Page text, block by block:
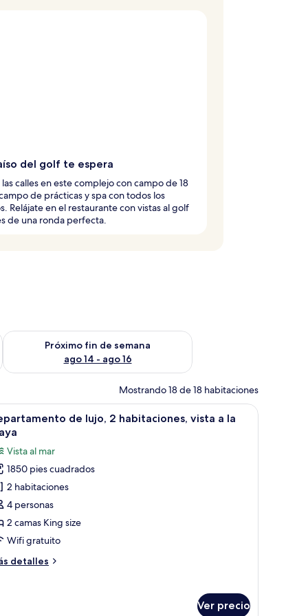
del golf te espera
calles en este complejo con campo de 18
de prácticas y spa con todos los
Relájate en el restaurante con vistas al golf
de una ronda perfecta.
semana ago 7 - ago 9
Próximo fin de semana
ago 14 - ago 16
Consulta la disponibilidad para el próximo fin de semana ago
Mostrando 18 de 18 habitaciones
Una cocina moderna con comedor, sofá y
8
de lujo, 2 habitaciones, vista a la
Vista al mar
1850 pies cuadrados
2 habitaciones
4 personas
2 camas King size
Wifi gratuito
detalles
Ver precio